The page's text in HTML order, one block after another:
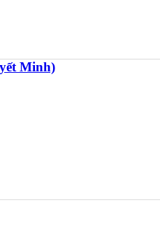
Minh)